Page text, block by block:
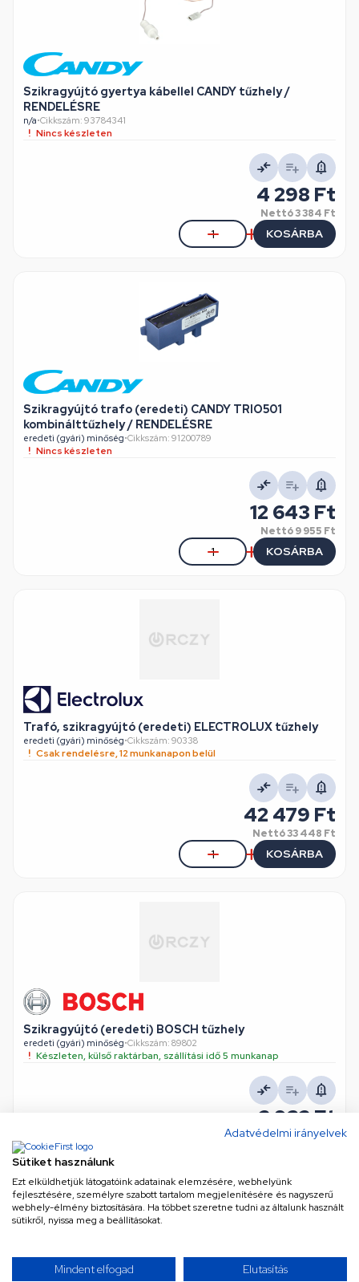
Adatvédelmi irányelvek
Sütiket használunk
Ezt elküldhetjük látogatóink adatainak elemzésére, webhelyünk
fejlesztésére, személyre szabott tartalom megjelenítésére és nagyszerű
webhely-élmény biztosítására. Ha többet szeretne tudni az általunk használt
sütikről, nyissa meg a beállításokat.
Mindent elfogad Elutasítás
Szikragyújtó gyertya kábellel CANDY tűzhely /
RENDELÉSRE
n/a•Cikkszám: 93784341
Nincs készleten
4 298 Ft
Nettó3 384 Ft
KOSÁRBA
Szikragyújtó trafo (eredeti) CANDY TRIO501
kombinálttűzhely / RENDELÉSRE
eredeti (gyári) minőség•Cikkszám: 91200789
Nincs készleten
12 643 Ft
Nettó9 955 Ft
KOSÁRBA
Trafó, szikragyújtó (eredeti) ELECTROLUX tűzhely
eredeti (gyári) minőség•Cikkszám: 90338
Csak rendelésre, 12 munkanapon belül
42 479 Ft
Nettó33 448 Ft
KOSÁRBA
Szikragyújtó (eredeti) BOSCH tűzhely
eredeti (gyári) minőség•Cikkszám: 89802
Készleten, külső raktárban, szállítási idő 5 munkanap
2 932 Ft
Nettó 2 309 Ft